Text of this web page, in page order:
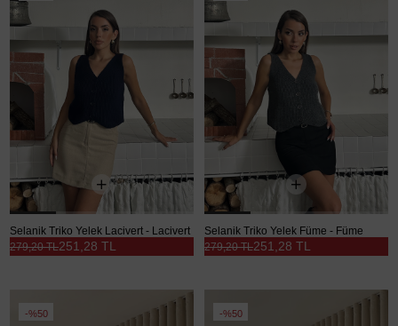
Selanik Triko Yelek Lacivert - Lacivert
251,28 TL
279,20 TL
Selanik Triko Yelek Füme - Füme
251,28 TL
279,20 TL
%50 %50